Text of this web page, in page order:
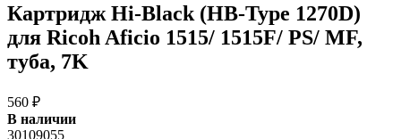
Картридж Hi-Black (HB-Type 1270D)
для Ricoh Aficio 1515/ 1515F/ PS/ MF,
туба, 7K
560 ₽
В наличии
30109055